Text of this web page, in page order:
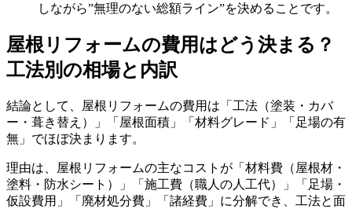
しながら”無理のない総額ライン”を決めることです。
屋根リフォームの費用はどう決まる？
工法別の相場と内訳
結論として、屋根リフォームの費用は「工法（塗装・カバ
ー・葺き替え）」「屋根面積」「材料グレード」「足場の有
無」でほぼ決まります。
理由は、屋根リフォームの主なコストが「材料費（屋根材・
塗料・防水シート）」「施工費（職人の人工代）」「足場・
仮設費用」「廃材処分費」「諸経費」に分解でき、工法と面